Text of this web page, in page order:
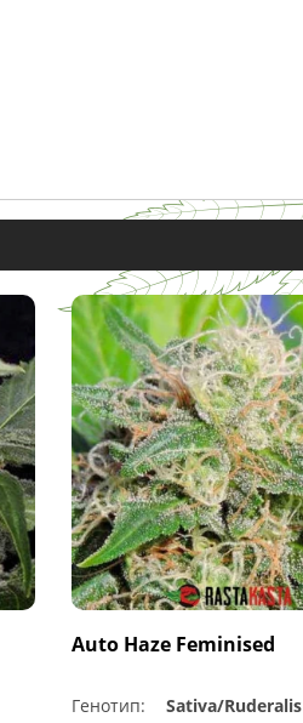
Auto Haze Feminised
Генотип:
Sativa/Ruderalis